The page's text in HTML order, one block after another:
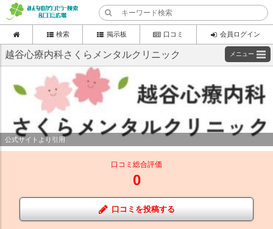
検索 掲示板 口コミ 会員ログイン
越谷心療内科さくらメンタルクリニック メニュー
公式サイトより引用
口コミ総合評価
0
口コミを投稿する